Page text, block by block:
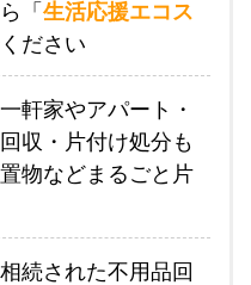
「 生活応援エコス
ださい
軒家やアパート・
収・片付け処分も
物などまるごと片
続された不用品回